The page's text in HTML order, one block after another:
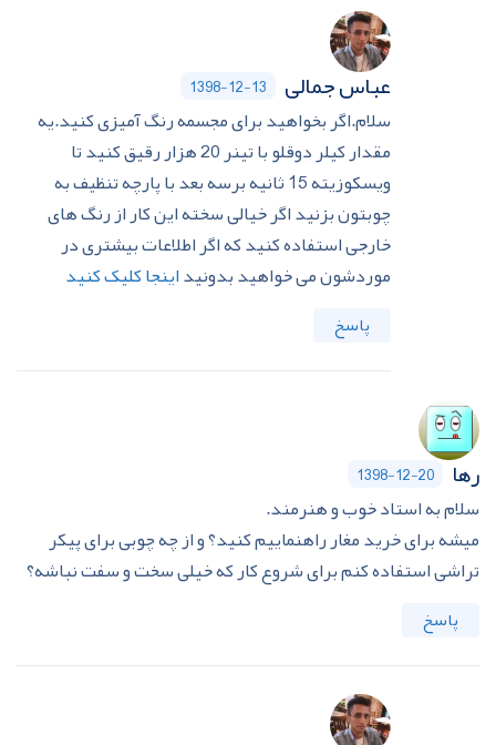
عباس جمالی 1398-12-13
سلام.اگر بخواهید برای مجسمه رنگ آمیزی کنید.یه
مقدار کیلر دوقلو با تینر 20 هزار رقیق کنید تا
ویسکوزیته 15 ثانیه برسه بعد با پارچه تنظیف به
چوبتون بزنید اگر خیالی سخته این کار از رنگ های
خارجی استفاده کنید که اگر اطلاعات بیشتری در
موردشون می خواهید بدونیداینجا کلیک کنید
پاسخ
رها 1398-12-20
سلام به استاد خوب و هنرمند.
میشه برای خرید مغار راهنماییم کنید؟ و از چه چوبی برای پیکر
تراشی استفاده کنم برای شروع کار که خیلی سخت و سفت نباشه؟
پاسخ